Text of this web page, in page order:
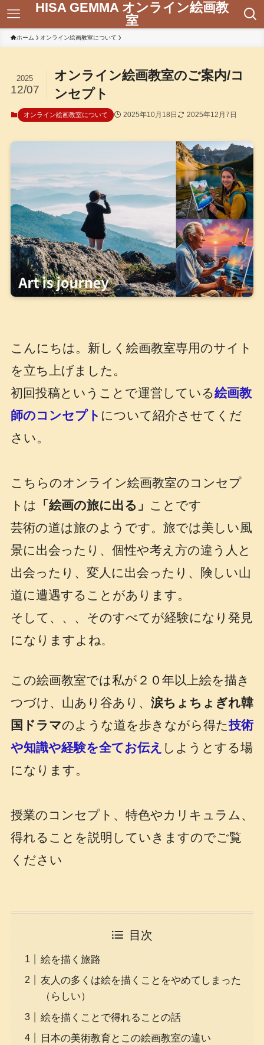
HISA GEMMA オンライン絵画教
室
ホーム オンライン絵画教室について
オンライン絵画教室のご案内/コ
ンセプト
2025
12/07
オンライン絵画教室について 2025年10月18日 2025年12月7日
こんにちは。新しく絵画教室専用のサイト
を立ち上げました。
初回投稿ということで運営している絵画教
師のコンセプト について紹介させてくだ
さい。
こちらのオンライン絵画教室のコンセプ
トは
「絵画の旅に出る」 ことです
芸術の道は旅のようです。旅では美しい風
景に出会ったり、個性や考え方の違う人と
出会ったり、変人に出会ったり、険しい山
道に遭遇することがあります。
そして、、、そのすべてが経験になり発見
になりますよね。
この絵画教室では私が２０年以上絵を描き
つづけ、山あり谷あり、 涙ちょちょぎれ韓
国ドラマのような道を歩きながら得た技術
や知識や経験を全てお伝え しようとする場
になります。
授業のコンセプト、特色やカリキュラム、
得れることを説明していきますのでご覧
ください
目次
絵を描く旅路
友人の多くは絵を描くことをやめてしまった
（らしい）
絵を描くことで得れることの話
日本の美術教育とこの絵画教室の違い